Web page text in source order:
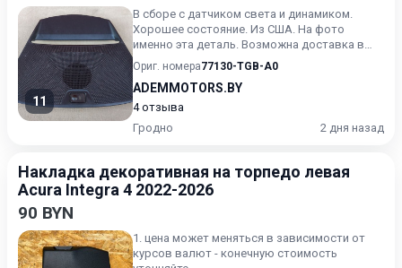
11
В сборе с датчиком света и динамиком.
Хорошее состояние. Из США. На фото
именно эта деталь. Возможна доставка в
любую точку РБ и РФ
Ориг. номера77130-TGB-A0
ADEMMOTORS.BY
4 отзыва
Гродно
2 дня назад
Накладка декоративная на торпедо левая
Acura Integra 4 2022-2026
90 BYN
1. цена может меняться в зависимости от
курсов валют - конечную стоимость